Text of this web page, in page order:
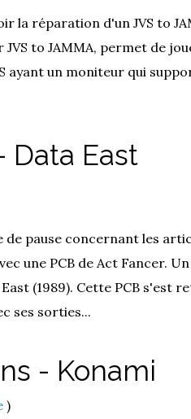
la réparation d'un JVS to
to JAMMA, permet de
ayant un moniteur qui
Data East
de pause concernant les
une PCB de Act Fancer.
(1989). Cette PCB s'est
ses sorties...
- Konami
)